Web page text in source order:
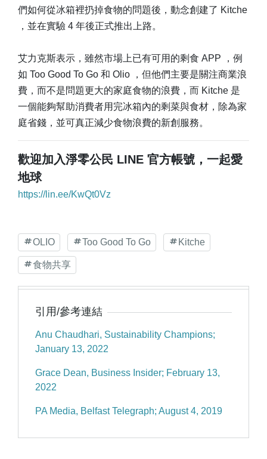
們如何從冰箱裡扔掉食物的問題後，動念創建了 Kitche
，並在實驗 4 年後正式推出上路。
艾力克斯表示，雖然市場上已有可用的剩食 APP ，例
如 Too Good To Go 和 Olio ，但他們主要是關注商業浪
費，而不是問題更大的家庭食物的浪費，而 Kitche 是
一個能夠幫助消費者用完冰箱內的剩菜與食材，除為家
庭省錢，並可真正減少食物浪費的新創服務。
歡迎加入淨零公民 LINE 官方帳號，一起愛
地球
https://lin.ee/KwQt0Vz
OLIO Too Good To Go Kitche
食物共享
引用/參考連結
Anu Chaudhari, Sustainability Champions;
January 13, 2022
Grace Dean, Business Insider; February 13,
2022
PA Media, Belfast Telegraph; August 4, 2019